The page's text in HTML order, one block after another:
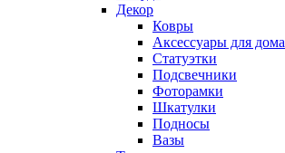
Декор
Ковры
Аксессуары для дома
Статуэтки
Подсвечники
Фоторамки
Шкатулки
Подносы
Вазы